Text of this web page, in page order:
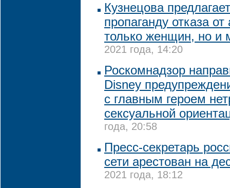
Кузнецова
пропаганду отказа
только женщин, но и
2021 года, 14:20
Роскомнадзор
Disney
с главным героем
сексуальной
года, 20:58
Пресс-секретарь
сети арестован на
2021 года, 18:12